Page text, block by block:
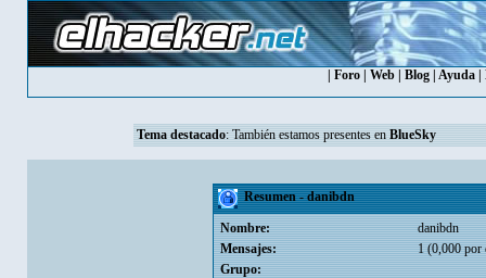
Foro| Web| Blog| Ayuda|
Tema destacado: También estamos presentes en BlueSky
Resumen - danibdn
Nombre:
danibdn
Mensajes:
1 (0,000 por
Grupo: